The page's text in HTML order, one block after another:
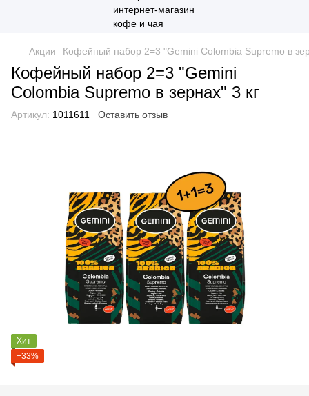
Акции Кофейный набор 2=3 "Gemini Colombia Supremo в
Кофейный набор 2=3 "Gemini
Colombia Supremo в зернах" 3 кг
Артикул: 1011611 Оставить отзыв
Хит
−33%